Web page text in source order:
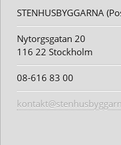
STENHUSBYGGARNA
Nytorgsgatan 20
116 22 Stockholm
08-616 83 00